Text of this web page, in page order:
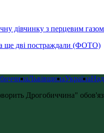
дівчинку з перцевим
ще дві постраждали (ФОТО)
ЛьвівщинаУкраїна
Дрогобиччина"